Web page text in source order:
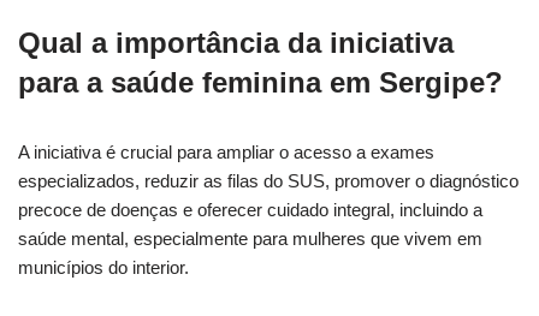
Qual a importância da iniciativa
para a saúde feminina em Sergipe?
A iniciativa é crucial para ampliar o acesso a exames
especializados, reduzir as filas do SUS, promover o diagnóstico
precoce de doenças e oferecer cuidado integral, incluindo a
saúde mental, especialmente para mulheres que vivem em
municípios do interior.